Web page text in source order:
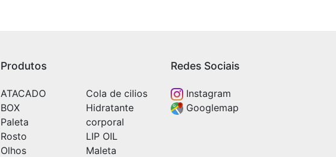
Produtos
ATACADO
BOX
Paleta
Rosto
Olhos
Cola de cilios
Hidratante
corporal
LIP OIL
Maleta
Redes Sociais
Instagram
Googlemap